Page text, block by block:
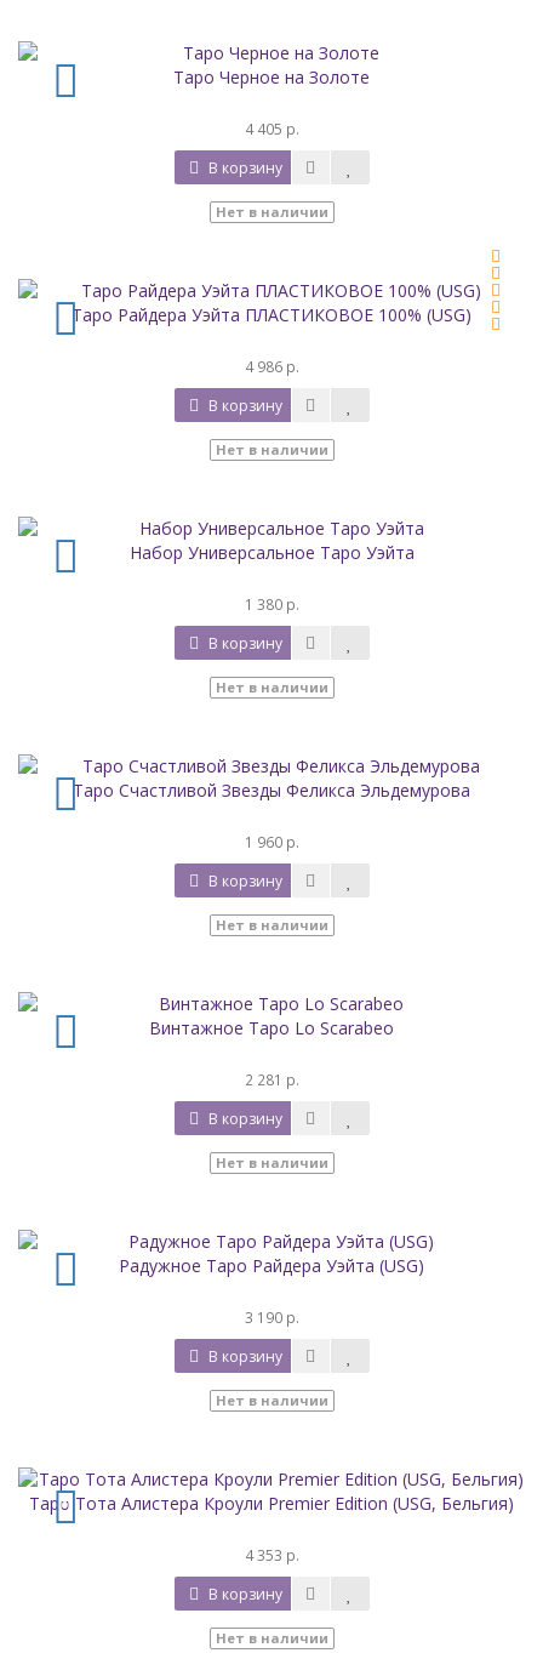
Таро Черное на Золоте
4 405 р.
В корзину
Нет в наличии
Таро Райдера Уэйта ПЛАСТИКОВОЕ 100% (USG)
4 986 р.
В корзину
Нет в наличии
Набор Универсальное Таро Уэйта
1 380 р.
В корзину
Нет в наличии
Таро Счастливой Звезды Феликса Эльдемурова
1 960 р.
В корзину
Нет в наличии
Винтажное Таро Lo Scarabeo
2 281 р.
В корзину
Нет в наличии
Радужное Таро Райдера Уэйта (USG)
3 190 р.
В корзину
Нет в наличии
Таро Тота Алистера Кроули Premier Edition (USG, Бельгия)
4 353 р.
В корзину
Нет в наличии